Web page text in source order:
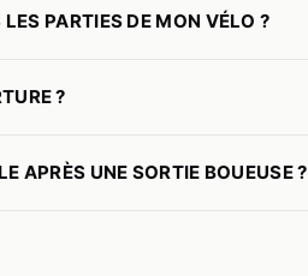
PARTIES DE MON VÉLO ?
?
APRÈS UNE SORTIE BOUEUSE ?